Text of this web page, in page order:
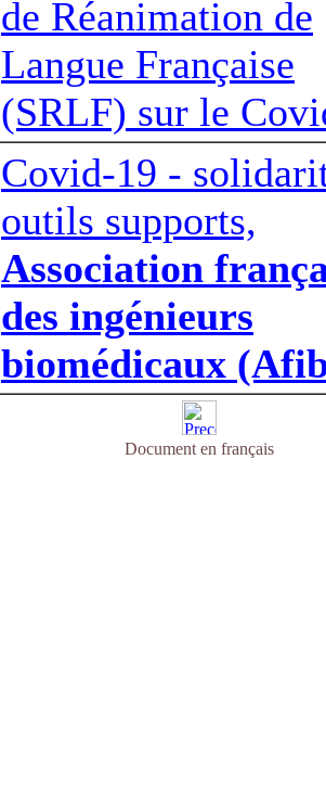
de Réanimation de
Langue Française
(SRLF) sur le
Covid-19 -
outils supports,
Association
des ingénieurs
biomédicaux
Document en français